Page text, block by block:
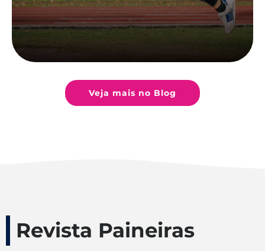
Veja mais no Blog
Revista Paineiras